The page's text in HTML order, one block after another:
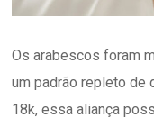
Os arabescos foram
um padrão repleto de
18k, essa aliança